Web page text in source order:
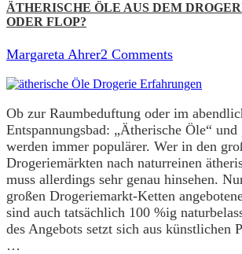
ÄTHERISCHE ÖLE AUS DEM
ODER FLOP?
Margareta Ahrer2 Comments
Ob zur Raumbeduftung oder im
Entspannungsbad: „Ätherische Öle“
werden immer populärer. Wer in den
Drogeriemärkten nach naturreinen
muss allerdings sehr genau hinsehen.
großen Drogeriemarkt-Ketten
sind auch tatsächlich 100 %ig
des Angebots setzt sich aus künstlichen
…